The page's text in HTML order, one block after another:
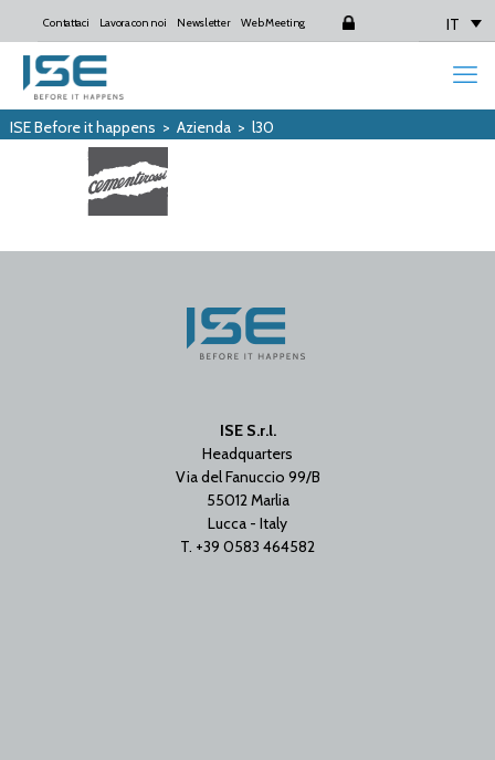
Contattaci Lavora con noi Newsletter Web Meeting IT
ISE Before it happens > Azienda> l30
ISE S.r.l.
Headquarters
Via del Fanuccio 99/B
55012 Marlia
Lucca - Italy
T. +39 0583 464582